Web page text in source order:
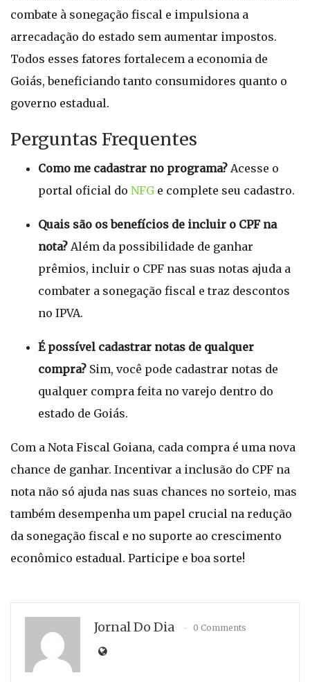
combate à sonegação fiscal e impulsiona a
arrecadação do estado sem aumentar impostos.
Todos esses fatores fortalecem a economia de
Goiás, beneficiando tanto consumidores quanto o
governo estadual.
Perguntas Frequentes
Como me cadastrar no programa? Acesse o
portal oficial do NFG e complete seu cadastro.
Quais são os benefícios de incluir o CPF na
nota? Além da possibilidade de ganhar
prêmios, incluir o CPF nas suas notas ajuda a
combater a sonegação fiscal e traz descontos
no IPVA.
É possível cadastrar notas de qualquer
compra? Sim, você pode cadastrar notas de
qualquer compra feita no varejo dentro do
estado de Goiás.
Com a Nota Fiscal Goiana, cada compra é uma nova
chance de ganhar. Incentivar a inclusão do CPF na
nota não só ajuda nas suas chances no sorteio, mas
também desempenha um papel crucial na redução
da sonegação fiscal e no suporte ao crescimento
econômico estadual. Participe e boa sorte!
Jornal Do Dia 0 Comments